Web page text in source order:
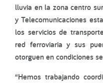
lluvia en la zona centro
y Telecomunicaciones
los servicios de
red ferroviaria y sus
otorguen en condiciones
“Hemos trabajando